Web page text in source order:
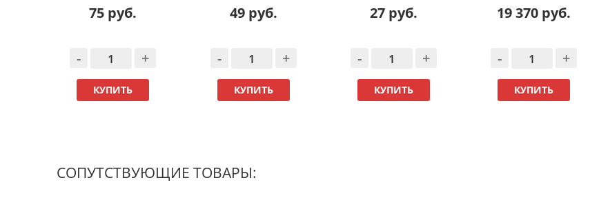
75 руб.
- +
КУПИТЬ
49 руб.
- +
КУПИТЬ
27 руб.
- +
КУПИТЬ
19 370 руб.
- +
КУПИТЬ
СОПУТСТВУЮЩИЕ ТОВАРЫ: